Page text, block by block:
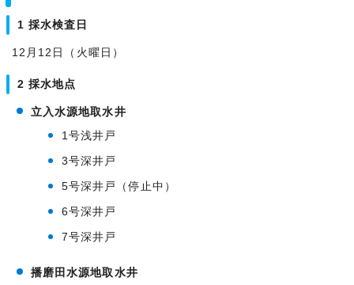
1 採水検査日
12月12日（火曜日）
2 採水地点
立入水源地取水井
1号浅井戸
3号深井戸
5号深井戸（停止中）
6号深井戸
7号深井戸
播磨田水源地取水井